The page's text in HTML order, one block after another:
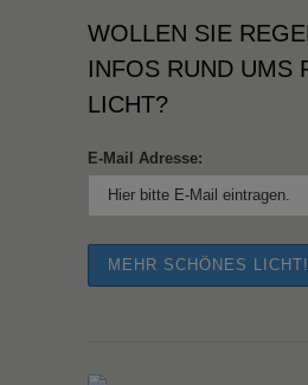
WOLLEN SIE
NFOS RUND UMS
ICHT?
E-Mail Adresse: